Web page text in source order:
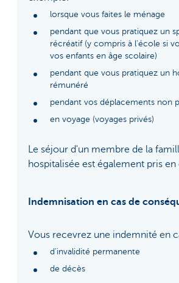
lorsque vous faites le ménage
pendant que vous pratiquez un
récréatif (y compris à l'école si
vos enfants en âge scolaire)
pendant que vous pratiquez un
rémunéré
pendant vos déplacements non
en voyage (voyages privés)
Le séjour d'un membre de la
hospitalisée est également pris en
Indemnisation en cas de
Vous recevrez une indemnité en
d’invalidité permanente
de décès